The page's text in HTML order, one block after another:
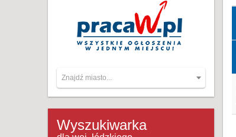
Znajdź miasto...
Wyszukiwarka